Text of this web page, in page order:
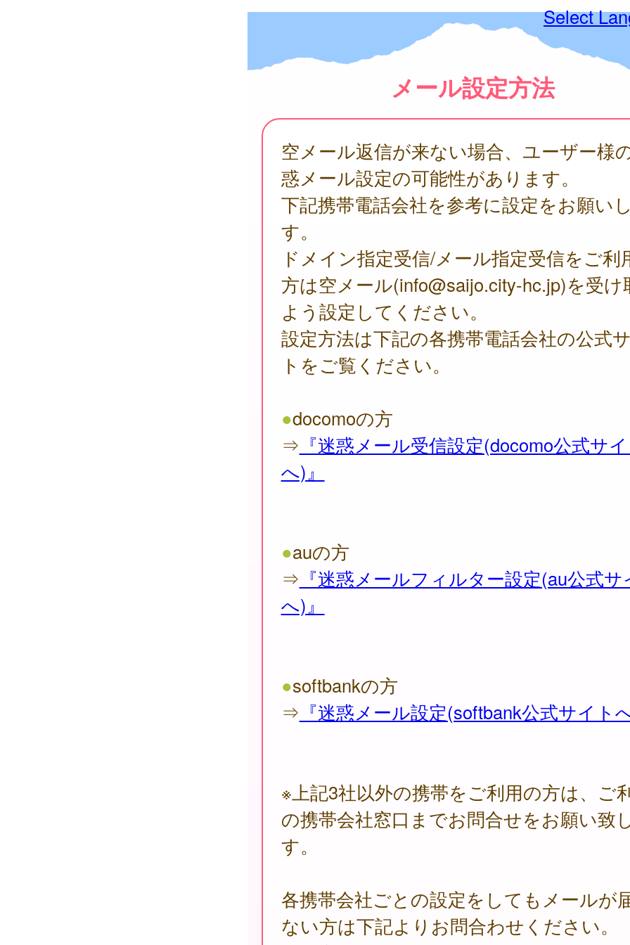
Select
メール設定方法
空メール返信が来ない場合、ユーザー様
惑メール設定の可能性があります。
下記携帯電話会社を参考に設定をお願い
す。
ドメイン指定受信/メール指定受信をご利
方は空メール(info@saijo.city-hc.jp)を受け
よう設定してください。
設定方法は下記の各携帯電話会社の公式
トをご覧ください。
●docomoの方
⇒ 『迷惑メール受信設定(docomo公式サイ
へ)』
●auの方
⇒ 『迷惑メールフィルター設定(au公式サ
へ)』
●softbankの方
⇒ 『迷惑メール設定(softbank公式サイトへ
※上記3社以外の携帯をご利用の方は、ご
の携帯会社窓口までお問合せをお願い致
す。
各携帯会社ごとの設定をしてもメールが
ない方は下記よりお問合わせください。